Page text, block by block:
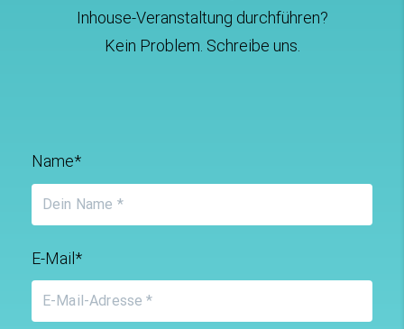
Inhouse-Veranstaltung durchführen?
Kein Problem. Schreibe uns.
Name*
E-Mail*